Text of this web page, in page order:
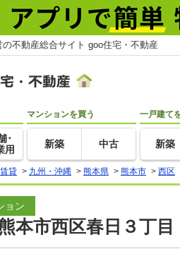
の不動産総合サイト goo住宅・不動産
･
用
マンションを買う
新築 中古
一戸建て
新築
賃貸 > 九州・沖縄 > 熊本県 > 熊本市 > 西区
ョン
本市西区春日３丁